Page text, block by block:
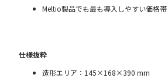
Meltio製品でも最も導入しやすい価格帯
仕様抜粋
造形エリア：145×168×390 mm